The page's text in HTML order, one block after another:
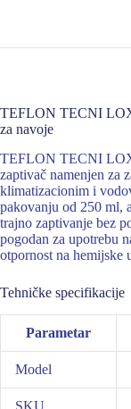
TEFLON TECNI
za navoje
TEFLON TECNI
zaptivač namenjen za
klimatizacionim i
pakovanju od 250 ml,
trajno zaptivanje bez
pogodan za upotrebu
otpornost na hemijske
Tehničke specifikacije
Parametar
Model
SKU